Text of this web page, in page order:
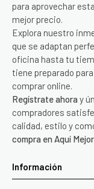
para aprovechar
mejor precio.
Explora nuestro
que se adaptan
oficina hasta tu
tiene preparado
comprar online.
Regístrate ahora y
compradores
calidad, estilo y
compra en Aquí
Información